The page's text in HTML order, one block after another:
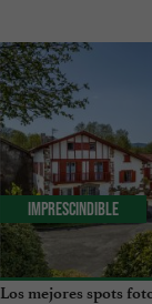
Los mejores spots
Imprescindible